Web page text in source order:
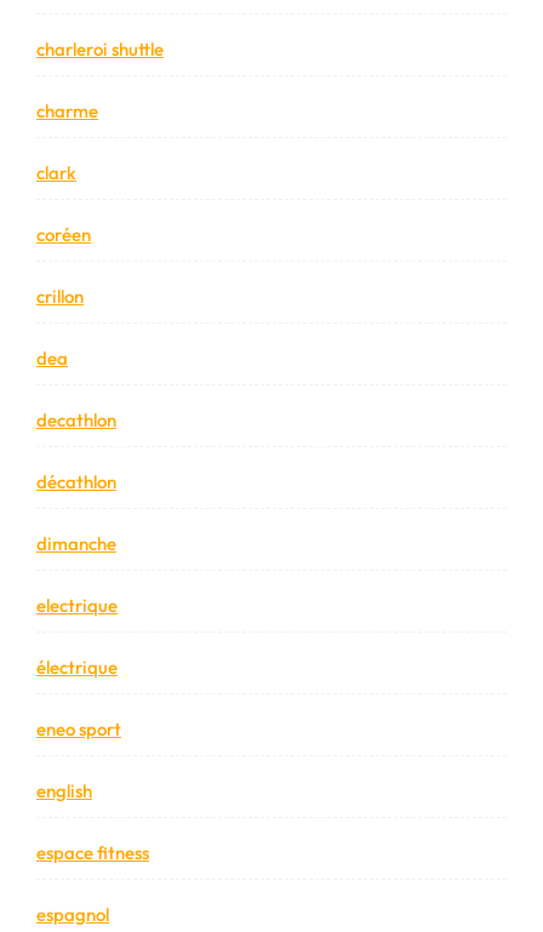
charleroi shuttle
charme
clark
coréen
crillon
dea
decathlon
décathlon
dimanche
electrique
électrique
eneo sport
english
espace fitness
espagnol